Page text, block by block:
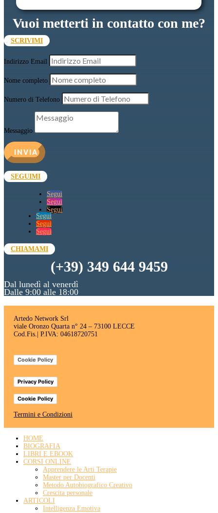
Vuoi metterti in contatto con me?
SCRIVIMI
Indirizzo Email
Nome completo
Numero di Telefono
Messaggio
INVIA
SEGUIMI
Segui
Segui
Segui
Segui
Segui
Segui
CHIAMAMI
(+39) 349 644 9459
Dal lunedì al venerdì
Dalle 9:00 alle 18:00
Artedo Network Srl
viale Oronzo Quarta n° 24 – 73100 LECCE
Cod.Fis.| P.IVA: 04618720751
Cookie Policy
Privacy Policy
Cookie Policy
Termini e Condizioni
HOME
BIOGRAFIA
LIBRI E EBOOK
CORSI ONLINE
Apprendere le Arti Terapie
Master per Docenti
Metodo Autobiografico Creativo
Crescita personale
ARTICOLI
Intelligenza Emotiva